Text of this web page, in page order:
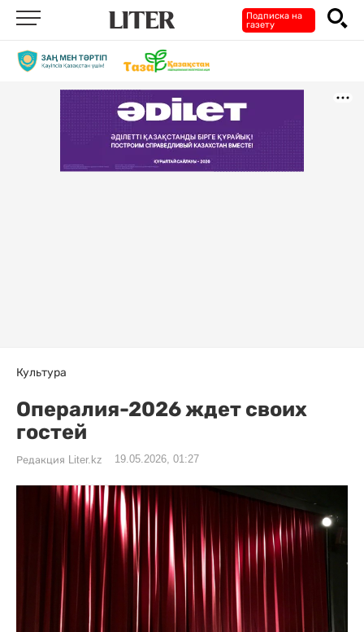
Подписка на
газету
Культура
Опералия-2026 ждет своих
гостей
Редакция Liter.kz 19.05.2026, 01:27